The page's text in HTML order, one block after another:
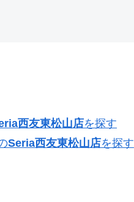
西友東松山店を探す
Seria西友東松山店を探す